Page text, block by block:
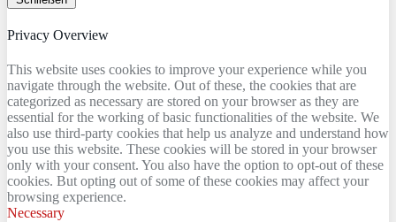
Privacy Overview
This website uses cookies to improve your experience while you
navigate through the website. Out of these, the cookies that are
categorized as necessary are stored on your browser as they are
essential for the working of basic functionalities of the website. We
also use third-party cookies that help us analyze and understand how
you use this website. These cookies will be stored in your browser
only with your consent. You also have the option to opt-out of these
cookies. But opting out of some of these cookies may affect your
browsing experience.
Necessary